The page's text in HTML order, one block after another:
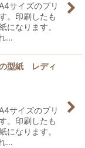
サイズのプリ
。印刷したも
になります。
…
型紙 レディ
サイズのプリ
。印刷したも
になります。
…